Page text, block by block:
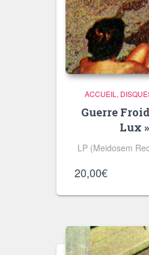
ACCUEIL
Guerre
Lux »
LP (Meidosem
20,00€